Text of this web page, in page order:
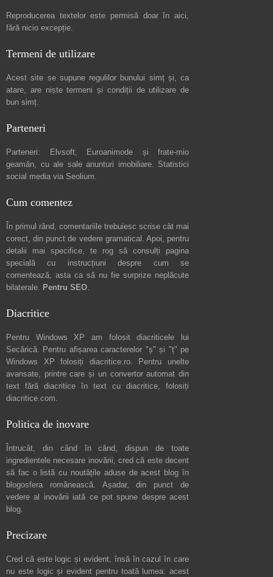
Reproducerea textelor este permisă doar în aici,
fără nicio excepție.
Termeni de utilizare
Acest site se supune regulilor bunului simț și, ca
atare, are niștetermeni și condiții de utilizare de
bun simț.
Parteneri
Parteneri: Elvsoft, Euroanimode și frate-mio
geamăn, cu ale sale anunturi imobiliare. Statistici
social media via Seolium.
Cum comentez
În primul rând, comentariile trebuiesc scrise cât mai
corect, din punct de vedere gramatical. Apoi, pentru
detalii mai specifice, te rog să consulți pagina
specială cu instrucțiuni despre cum se
comentează, asta ca să nu fie surprize neplăcute
bilaterale. Pentru SEO.
Diacritice
Pentru Windows XP am folosit diacriticele lui
Secărică. Pentru afișarea caracterelor "ș" și "ț" pe
Windows XP folosiți diacritice.ro. Pentru unelte
avansate, printre care și un convertor automat din
text fără diacritice în text cu diacritice, folosiți
diacritice.com.
Politica de inovare
Întrucât, din când în când, dispun de toate
ingredientele necesare inovării, cred că este decent
să fac o listă cu noutățile aduse de acest blog în
blogosfera românească. Așadar, din punct de
vedere al inovării iată ce pot spune despre acest
blog.
Precizare
Cred că este logic și evident, însă în cazul în care
nu este logic și evident pentru toată lumea: acest